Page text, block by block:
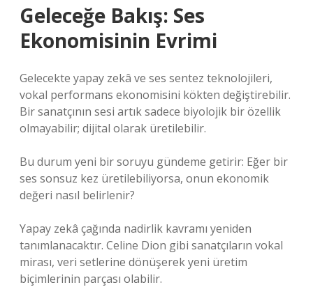
Geleceğe Bakış: Ses
Ekonomisinin Evrimi
Gelecekte yapay zekâ ve ses sentez teknolojileri,
vokal performans ekonomisini kökten değiştirebilir.
Bir sanatçının sesi artık sadece biyolojik bir özellik
olmayabilir; dijital olarak üretilebilir.
Bu durum yeni bir soruyu gündeme getirir: Eğer bir
ses sonsuz kez üretilebiliyorsa, onun ekonomik
değeri nasıl belirlenir?
Yapay zekâ çağında nadirlik kavramı yeniden
tanımlanacaktır. Celine Dion gibi sanatçıların vokal
mirası, veri setlerine dönüşerek yeni üretim
biçimlerinin parçası olabilir.